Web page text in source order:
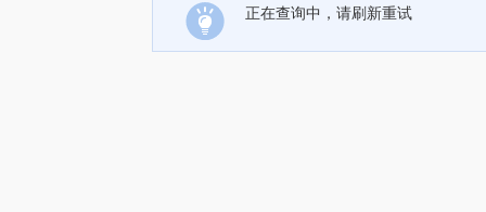
正在查询中，请刷新重试